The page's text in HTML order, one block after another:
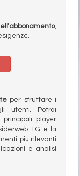
,
per sfruttare i
utenti. Potrai
player
TG e la
più rilevanti
e analisi